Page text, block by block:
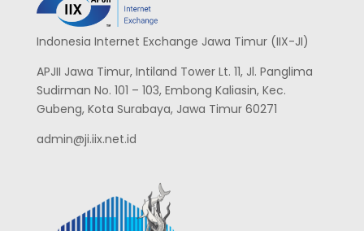
Indonesia Internet Exchange Jawa Timur (IIX-JI)
APJII Jawa Timur, Intiland Tower Lt. 11, Jl. Panglima
Sudirman No. 101 – 103, Embong Kaliasin, Kec.
Gubeng, Kota Surabaya, Jawa Timur 60271
admin@ji.iix.net.id